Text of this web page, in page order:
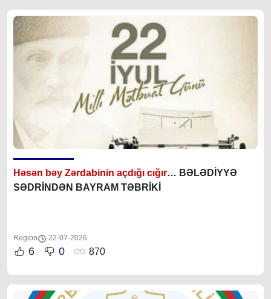
Həsən bəy Zərdabinin açdığı cığır… BƏLƏDİYYƏ
SƏDRİNDƏN BAYRAM TƏBRİKİ
Region 22-07-2026
6 0 870